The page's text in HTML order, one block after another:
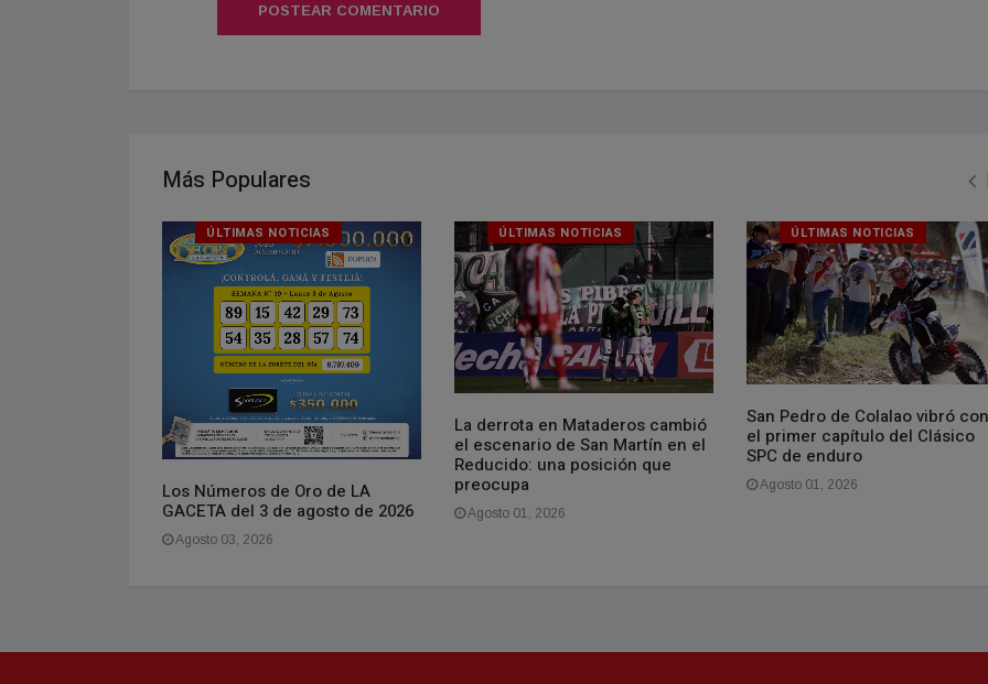
POSTEAR COMENTARIO
Más Populares
ÚLTIMAS NOTICIAS
Los Números de Oro de LA
GACETA del 3 de agosto de 2026
Agosto 03, 2026
ÚLTIMAS NOTICIAS
La derrota en Mataderos cambió
el escenario de San Martín en el
Reducido: una posición que
preocupa
Agosto 01, 2026
ÚLTIMAS NOTICIAS
San Pedro de Colalao vibró con
el primer capítulo del Clásico
SPC de enduro
Agosto 01, 2026